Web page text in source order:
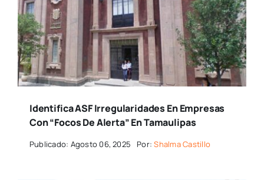
Identifica ASF Irregularidades En Empresas
Con “focos De Alerta” En Tamaulipas
Publicado: Agosto 06, 2025 Por:Shalma Castillo